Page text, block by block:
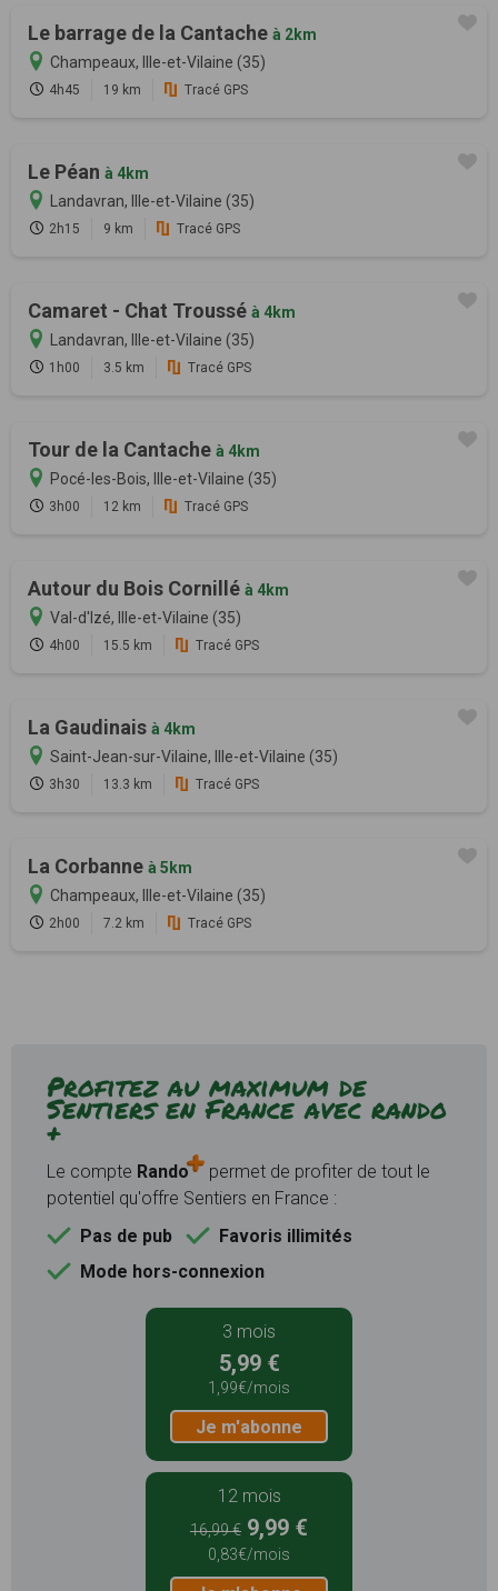
Le barrage de la Cantache à 2km
Champeaux, Ille-et-Vilaine (35)
4h45 19 km Tracé GPS
Le Péan à 4km
Landavran, Ille-et-Vilaine (35)
2h15 9 km Tracé GPS
Camaret - Chat Troussé à 4km
Landavran, Ille-et-Vilaine (35)
1h00 3.5 km Tracé GPS
Tour de la Cantache à 4km
Pocé-les-Bois, Ille-et-Vilaine (35)
3h00 12 km Tracé GPS
Autour du Bois Cornillé à 4km
Val-d'Izé, Ille-et-Vilaine (35)
4h00 15.5 km Tracé GPS
La Gaudinais à 4km
Saint-Jean-sur-Vilaine, Ille-et-Vilaine (35)
3h30 13.3 km Tracé GPS
La Corbanne à 5km
Champeaux, Ille-et-Vilaine (35)
2h00 7.2 km Tracé GPS
Profitez au maximum de
Sentiers en France avec rando
+
Le compte Rando
permet de profiter de tout le
potentiel qu'offre Sentiers en France :
Pas de pub
Favoris illimités
Mode hors-connexion
3 mois
5,99 €
1,99€/mois
Je m'abonne
12 mois
16,99 € 9,99 €
0,83€/mois